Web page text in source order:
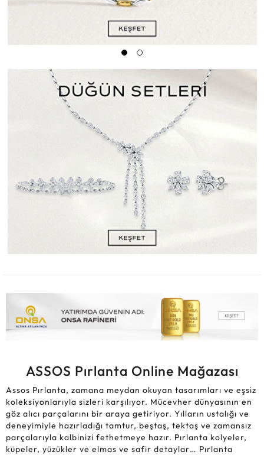
ASSOS Pırlanta Online Mağazası
Assos Pırlanta, zamana meydan okuyan tasarımları ve eşsiz
koleksiyonlarıyla sizleri karşılıyor. Mücevher dünyasının en
göz alıcı parçalarını bir araya getiriyor. Yılların ustalığı ve
deneyimiyle hazırladığı tamtur, beştaş, tektaş ve zamansız
parçalarıyla kalbinizi fethetmeye hazır. Pırlanta kolyeler,
küpeler, yüzükler ve elmas ve safir detaylar… Pırlanta